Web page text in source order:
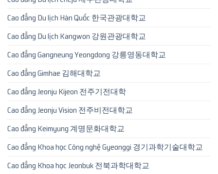
Cao đẳng Du lịch Hàn Quốc 한국관광대학교
Cao đẳng Du lịch Kangwon 강원관광대학교
Cao đẳng Gangneung Yeongdong 강릉영동대학교
Cao đẳng Gimhae 김해대학교
Cao đẳng Jeonju Kijeon 전주기전대학
Cao đẳng Jeonju Vision 전주비전대학교
Cao đẳng Keimyung 계명문화대학교
Cao đẳng Khoa học Công nghệ Gyeonggi 경기과학기술대학교
Cao đẳng Khoa học Jeonbuk 전북과학대학교